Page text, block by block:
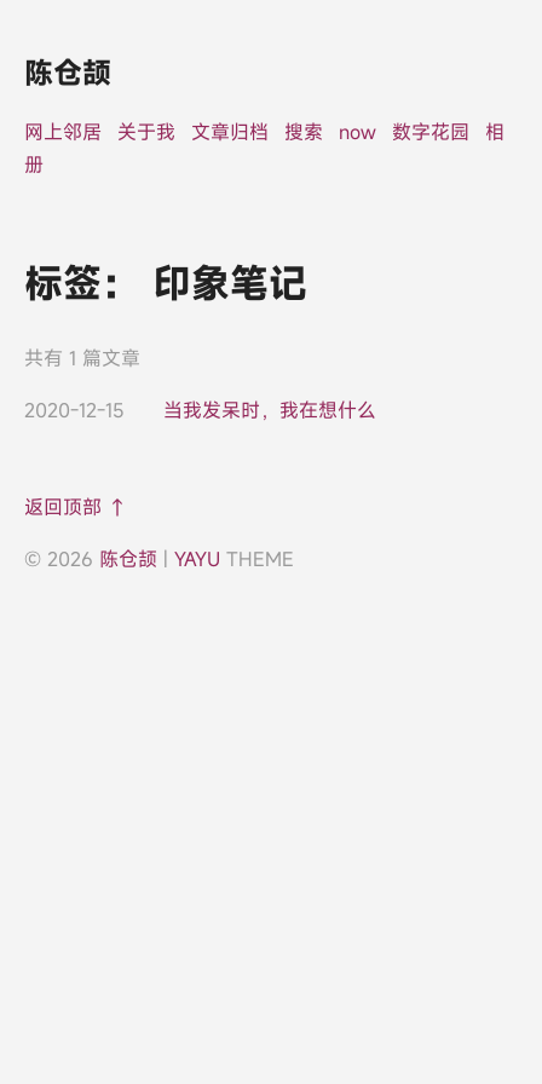
陈仓颉
网上邻居 关于我 文章归档 搜索 now 数字花园
相
册
标签： 印象笔记
共有 1 篇文章
2020-12-15
当我发呆时，我在想什么
返回顶部 ↑
© 2026 陈仓颉 | YAYU THEME